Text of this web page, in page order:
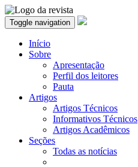
Toggle navigation
Início
Sobre
Apresentação
Perfil dos leitores
Pauta
Artigos
Artigos Técnicos
Informativos Técnicos
Artigos Acadêmicos
Seções
Todas as notícias